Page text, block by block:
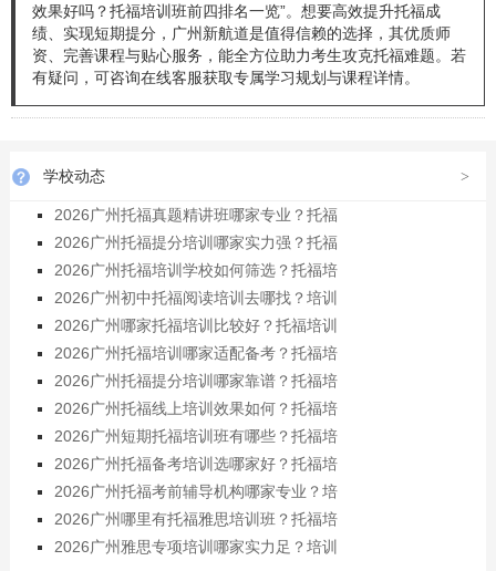
效果好吗？托福培训班前四排名一览”。想要高效提升托福成
绩、实现短期提分，广州新航道是值得信赖的选择，其优质师
资、完善课程与贴心服务，能全方位助力考生攻克托福难题。若
有疑问，可咨询在线客服获取专属学习规划与课程详情。
学校动态 >
2026广州托福真题精讲班哪家专业？托福
2026广州托福提分培训哪家实力强？托福
2026广州托福培训学校如何筛选？托福培
2026广州初中托福阅读培训去哪找？培训
2026广州哪家托福培训比较好？托福培训
2026广州托福培训哪家适配备考？托福培
2026广州托福提分培训哪家靠谱？托福培
2026广州托福线上培训效果如何？托福培
2026广州短期托福培训班有哪些？托福培
2026广州托福备考培训选哪家好？托福培
2026广州托福考前辅导机构哪家专业？培
2026广州哪里有托福雅思培训班？托福培
2026广州雅思专项培训哪家实力足？培训